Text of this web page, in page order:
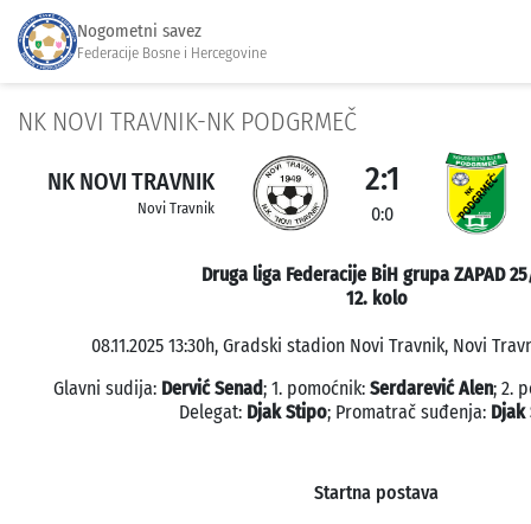
Nogometni savez
Federacije Bosne i Hercegovine
NK NOVI TRAVNIK-NK PODGRMEČ
NK NOVI TRAVNIK
Novi Travnik
2:1
0:0
Druga liga Federacije BiH grupa ZAPAD
12. kolo
08.11.2025 13:30h, Gradski stadion Novi Travnik, Novi
Glavni sudija: Dervić Senad; 1. pomoćnik: Serdarević Alen; 2.
Delegat: Djak Stipo; Promatrač suđenja: Djak
Startna postava